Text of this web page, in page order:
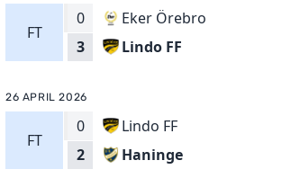
FT
0
3
Eker Örebro
Lindo FF
26 APRIL 2026
FT
0
2
Lindo FF
Haninge